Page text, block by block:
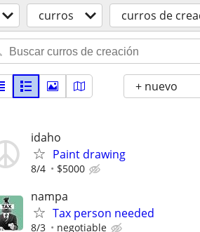
curros curros de
+ nuevo
idaho
Paint drawing
8/4 $5000
nampa
Tax person needed
8/3 negotiable